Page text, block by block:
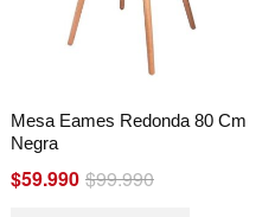
Mesa Eames Redonda 80 Cm
Negra
$99.990Original
$59.990
Current